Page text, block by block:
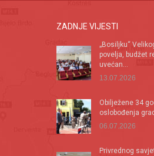
ZADNJE VIJESTI
„Bosiljku“
povelja, budžet
uvećan...
13.07.2026
Оbilježene 34
oslobođenja
06.07.2026
Privrednog